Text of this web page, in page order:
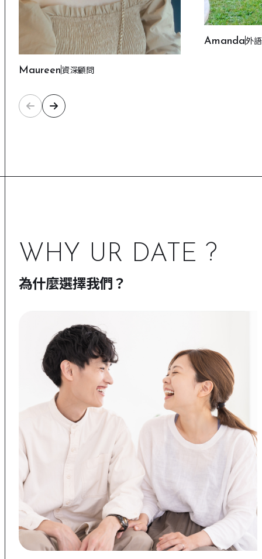
Maureen 資深顧問
Amanda外
WHY UR DATE ?
為什麼選擇我們？